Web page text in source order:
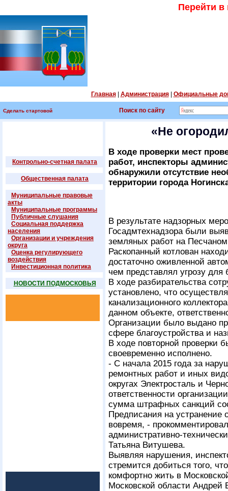
Перейти
Главная| Администрация| Официальные
Сделать стартовой Поиск по сайту
Контрольно-счетная палата
Общественная палата
Муниципальные правовые
акты
Муниципальные программы
Публичные слушания
Социальная поддержка
населения
Организации и учреждения
округа
Оценка регулирующего
воздействия
Инвестиционная политика
НОВОСТИ ПОДМОСКОВЬЯ
«Не
В ходе проверки мест
работ, инспекторы
обнаружили отсутствие
территории города
В результате надзорных
Госадмтехнадзора были
земляных работ на Песчаном
Раскопанный котлован
достаточно оживленной
чем представлял угрозу для
В ходе разбирательства
установлено, что
канализационного
данном объекте,
Организации было выдано
сфере благоустройства и
В ходе повторной проверки
своевременно исполнено.
- С начала 2015 года за
ремонтных работ и иных
округах Электросталь и
ответственности
сумма штрафных санкций
Предписания на устранение
вовремя, -
административно-
Татьяна Витушева.
Выявляя нарушения,
стремится добиться того,
комфортно жить в
Московской области Андрей